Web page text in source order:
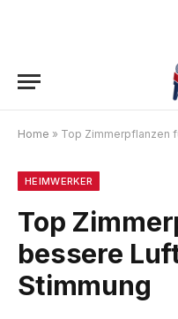
Home » Top Zimmerpflanzen
HEIMWERKER
Top
bessere
Stimmung